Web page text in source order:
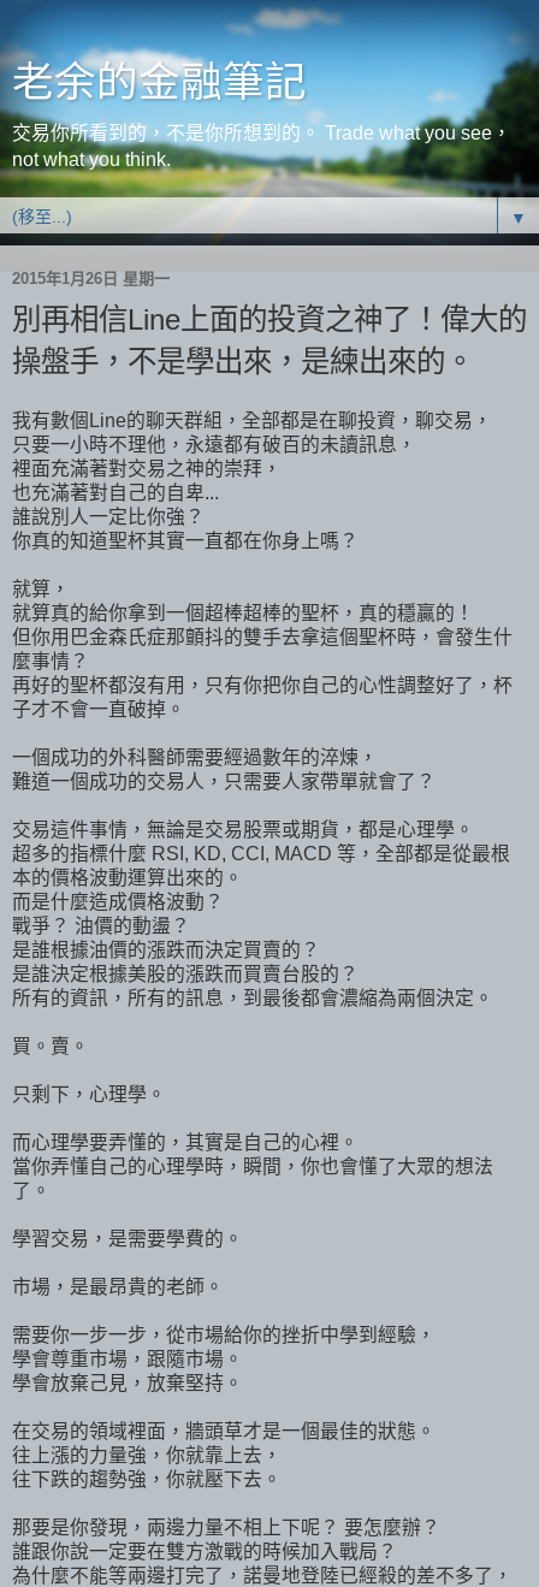
老余的金融筆記
交易你所看到的，不是你所想到的。 Trade what you see，
not what you think.
▼
2015年1月26日 星期一
別再相信Line上面的投資之神了！偉大的
操盤手，不是學出來，是練出來的。
我有數個Line的聊天群組，全部都是在聊投資，聊交易，
只要一小時不理他，永遠都有破百的未讀訊息，
裡面充滿著對交易之神的崇拜，
也充滿著對自己的自卑...
誰說別人一定比你強？
你真的知道聖杯其實一直都在你身上嗎？
就算，
就算真的給你拿到一個超棒超棒的聖杯，真的穩贏的！
但你用巴金森氏症那顫抖的雙手去拿這個聖杯時，會發生什
麼事情？
再好的聖杯都沒有用，只有你把你自己的心性調整好了，杯
子才不會一直破掉。
一個成功的外科醫師需要經過數年的淬煉，
難道一個成功的交易人，只需要人家帶單就會了？
交易這件事情，無論是交易股票或期貨，都是心理學。
超多的指標什麼 RSI, KD, CCI, MACD 等，全部都是從最根
本的價格波動運算出來的。
而是什麼造成價格波動？
戰爭？ 油價的動盪？
是誰根據油價的漲跌而決定買賣的？
是誰決定根據美股的漲跌而買賣台股的？
所有的資訊，所有的訊息，到最後都會濃縮為兩個決定。
買。賣。
只剩下，心理學。
而心理學要弄懂的，其實是自己的心裡。
當你弄懂自己的心理學時，瞬間，你也會懂了大眾的想法
了。
學習交易，是需要學費的。
市場，是最昂貴的老師。
需要你一步一步，從市場給你的挫折中學到經驗，
學會尊重市場，跟隨市場。
學會放棄己見，放棄堅持。
在交易的領域裡面，牆頭草才是一個最佳的狀態。
往上漲的力量強，你就靠上去，
往下跌的趨勢強，你就壓下去。
那要是你發現，兩邊力量不相上下呢？ 要怎麼辦？
誰跟你說一定要在雙方激戰的時候加入戰局？
為什麼不能等兩邊打完了，諾曼地登陸已經殺的差不多了，